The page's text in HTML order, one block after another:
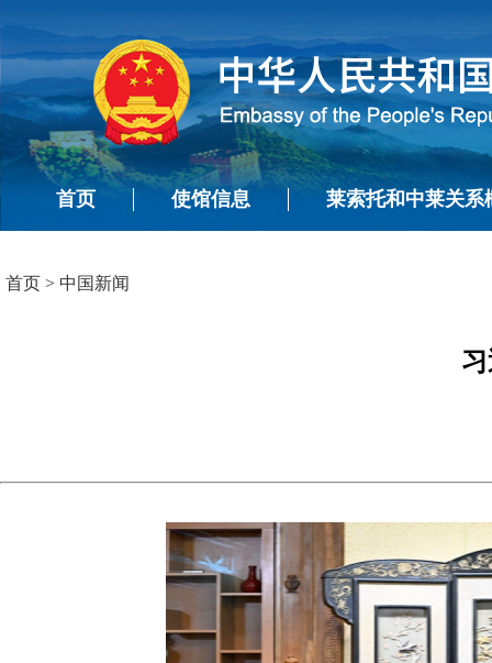
首页 使馆信息 莱索托和中莱关系
首页 > 中国新闻